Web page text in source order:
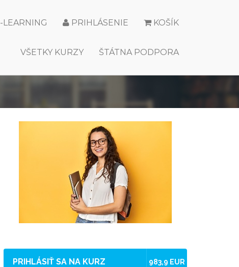
KOŠÍK
PRIHLÁSENIE
LEARNING
ŠTÁTNA PODPORA
VŠETKY KURZY
PRIHLÁSIŤ SA NA KURZ 983,9 EUR